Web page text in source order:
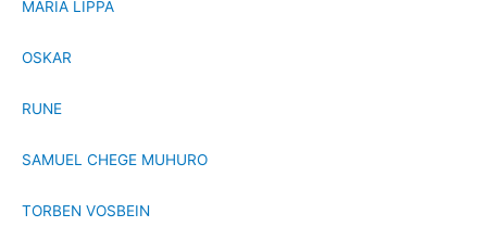
MARIA LIPPA
OSKAR
RUNE
SAMUEL CHEGE MUHURO
TORBEN VOSBEIN